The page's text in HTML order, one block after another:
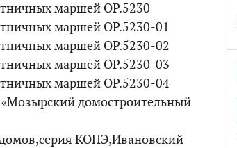
маршей ОР.5230
маршей ОР.5230-01
маршей ОР.5230-02
маршей ОР.5230-03
маршей ОР.5230-04
домостроительный
КОПЭ,Ивановский